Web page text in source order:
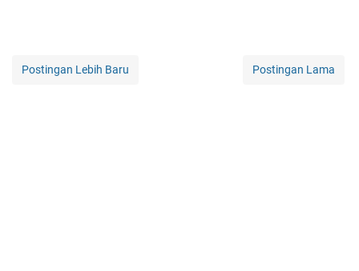
Postingan Lebih Baru Postingan Lama